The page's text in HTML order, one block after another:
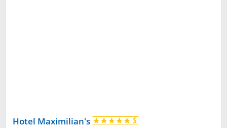
Hotel Maximilian's